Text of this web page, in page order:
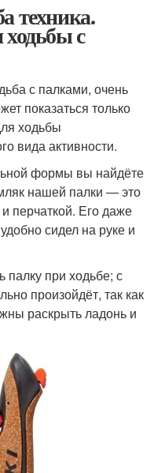
техника.
с
с палками, очень
показаться только
ходьбы
вида активности.
формы вы найдёте
нашей палки — это
перчаткой. Его даже
сидел на руке и
палку при ходьбе; с
произойдёт, так как
раскрыть ладонь и